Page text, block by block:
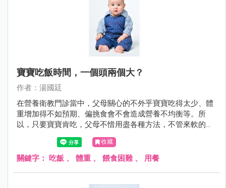
寶寶吃飯時間，一個頭兩個大？
作者：湯國廷
在營養衛教門診當中，父母關心的不外乎寶寶吃得太少、體
重增加得不如預期、偏挑食會不會造成營養不均衡等。所
以，只要寶寶肯吃，父母不惜用盡各種方法，不管來軟的或
是來硬的，甚至仿效老萊子娛親（只是這回對象是自己寶
寶）。但有些方法可能第一次有效，久了就失效，甚至造成
反效果，看到飯端出來就跑給父母追或緊閉雙唇。
收藏
關鍵字： 吃飯 、 體重 、 餵食困難、 用餐